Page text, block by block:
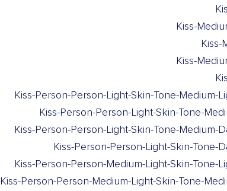
Kiss-
Kiss-
Kiss-
Kiss-Person-Person-Light-Skin-Tone-Medium-
Kiss-Person-Person-Light-Skin-Tone-
Kiss-Person-Person-Light-Skin-Tone-Medium-
Kiss-Person-Person-Light-Skin-Tone-
Kiss-Person-Person-Medium-Light-Skin-Tone-
Kiss-Person-Person-Medium-Light-Skin-Tone-